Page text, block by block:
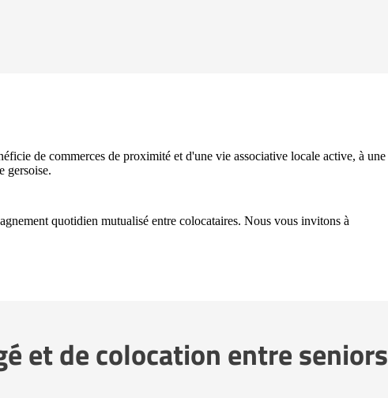
de commerces de proximité et d'une vie associative locale active, à une
gersoise.
quotidien mutualisé entre colocataires. Nous vous invitons à
et de colocation entre seniors